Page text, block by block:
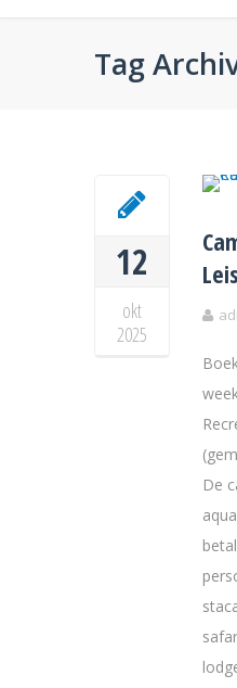
Tag
12
okt
2025
De